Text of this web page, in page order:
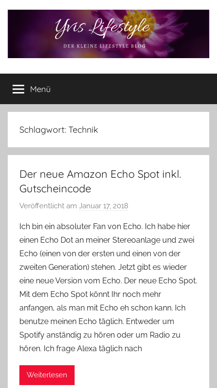
Yvis
Lifestyle
Lifestyle
Blog
–
Lifestyle,
Produkttests
vieles
mehr
Menü
Schlagwort: Technik
Der neue Amazon Echo Spot inkl.
Gutscheincode
Veröffentlicht am Januar 17, 2018
n
Y
v
o
n
n
e
Ich bin ein absoluter Fan von Echo. Ich habe hier
einen Echo Dot an meiner Stereoanlage und zwei
Echo (einen von der ersten und einen von der
zweiten Generation) stehen. Jetzt gibt es wieder
eine neue Version vom Echo. Der neue Echo Spot.
Mit dem Echo Spot könnt Ihr noch mehr
anfangen, als man mit Echo eh schon kann. Ich
benutze meinen Echo täglich. Entweder um
Spotify anständig zu hören oder um Radio zu
hören. Ich frage Alexa täglich nach
Weiterlesen